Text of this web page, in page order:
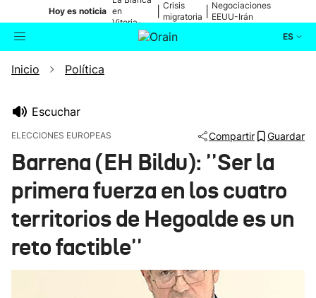
Hoy es noticia en
Vitoria-
Gasteiz
Crisis
migratoria
Negociaciones
EEUU-Irán
ES
Buscador
Ikusmiran
Eguraldia
Inicio Política
Escuchar
ELECCIONES EUROPEAS Compartir Guardar
Barrena (EH Bildu): ''Ser la
primera fuerza en los cuatro
territorios de Hegoalde es un
reto factible''